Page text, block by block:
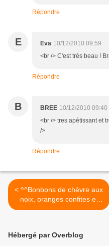
Répondre
E Eva 10/12/2010 09:59
<br /> C'est très beau !
Répondre
B BREE 10/12/2010 09:40
<br /> tres apétissant et
/>
Répondre
< ^^Bonbons de chèvre aux
noix, oranges confites et
clémentine^^
Hébergé par Overblog